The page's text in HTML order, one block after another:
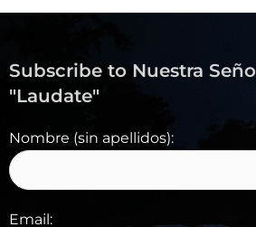
Subscribe to Nuestra
"Laudate"
Nombre (sin apellidos):
Email: